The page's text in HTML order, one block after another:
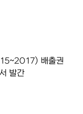
배출권
발간